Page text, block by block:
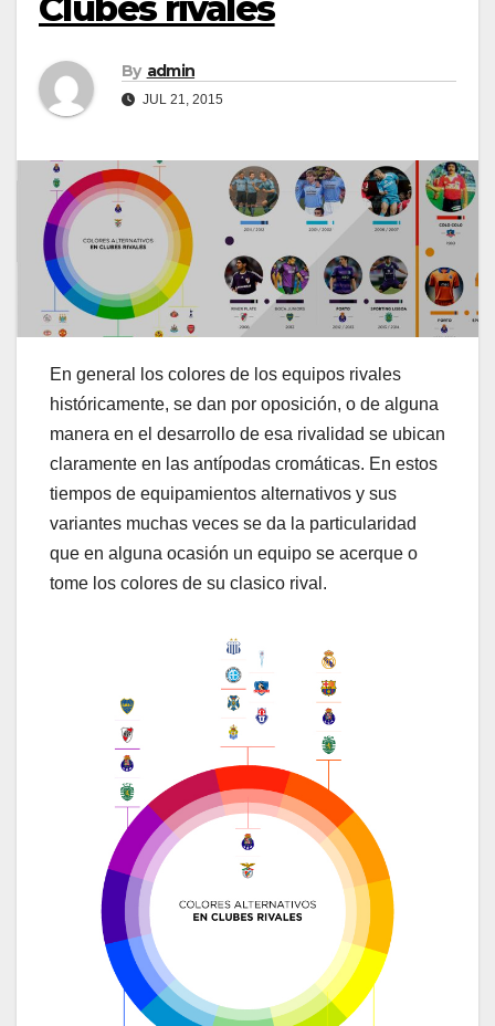
By admin
JUL 21, 2015
En general los colores de los equipos rivales
históricamente, se dan por oposición, o de alguna
manera en el desarrollo de esa rivalidad se ubican
claramente en las antípodas cromáticas. En estos
tiempos de equipamientos alternativos y sus
variantes muchas veces se da la particularidad
que en alguna ocasión un equipo se acerque o
tome los colores de su clasico rival.